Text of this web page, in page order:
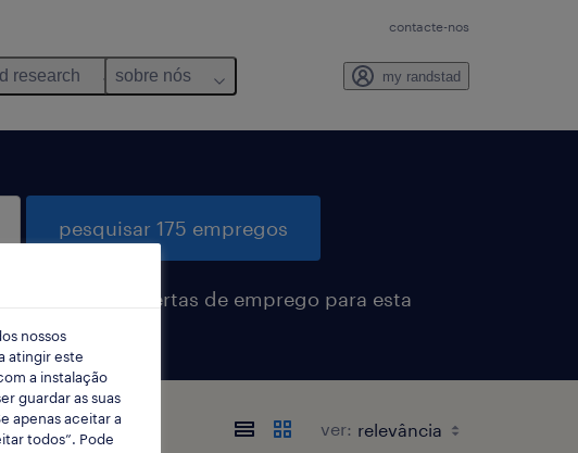
contacte-nos
research sobre nós my randstad
pesquisar 175 empregos
receber alertas de emprego para esta
pesquisa
ver:
nossos
atingir este
a instalação
guardar as suas
apenas aceitar a
todos”. Pode